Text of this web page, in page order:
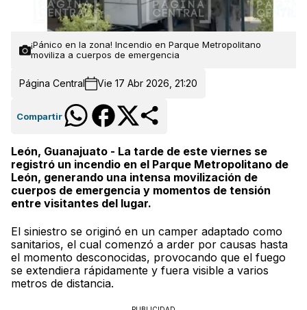
¡Pánico en la zona! Incendio en Parque Metropolitano
moviliza a cuerpos de emergencia
Página Central Vie 17 Abr 2026, 21:20
Compartir
León, Guanajuato - La tarde de este viernes se
registró un incendio en el Parque Metropolitano de
León, generando una intensa movilización de
cuerpos de emergencia y momentos de tensión
entre visitantes del lugar.
El siniestro se originó en un camper adaptado como
sanitarios, el cual comenzó a arder por causas hasta
el momento desconocidas, provocando que el fuego
se extendiera rápidamente y fuera visible a varios
metros de distancia.